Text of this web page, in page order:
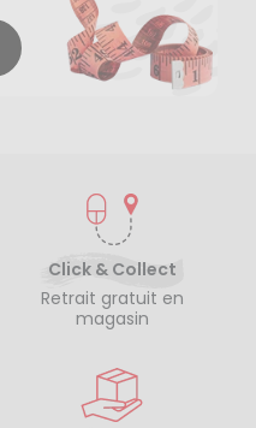
Click & Collect
Retrait gratuit en
magasin